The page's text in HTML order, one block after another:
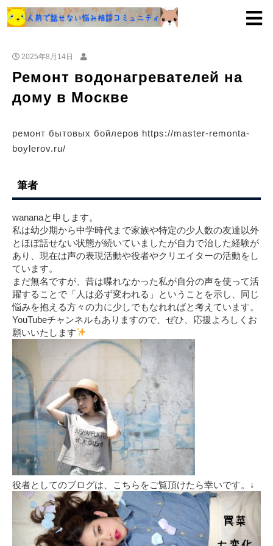
2025年8月14日
Ремонт водонагревателей на
дому в Москве
ремонт бытовых бойлеров https://master-remonta-
boylerov.ru/
筆者
wananaと申します。
私は幼少期から中学時代まで家族や特定の少人数の友達以外
とほぼ話せない状態が続いていましたが自力で治した経験が
あり、現在は声の表現活動や役者やクリエイターの活動をし
ています。
まだ無名ですが、昔は喋れなかった私が自分の声を使って活
躍することで「人は必ず変われる」ということを示し、同じ
悩みを抱える方々の力に少しでもなれればと考えています。
YouTubeチャンネルもありますので、ぜひ、応援よろしくお
願いいたします
役者としてのブログは、こちらをご覧頂けたら幸いです。↓